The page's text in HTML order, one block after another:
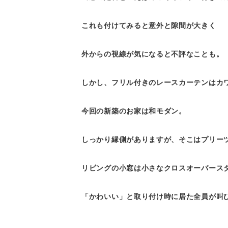
これも付けてみると意外と隙間が大きく
外からの視線が気になると不評なことも。
しかし、フリル付きのレースカーテンはカ
今回の新築のお家は和モダン。
しっかり縁側がありますが、そこはプリー
リビングの小窓は小さなクロスオーバース
「かわいい」と取り付け時に居た全員が叫